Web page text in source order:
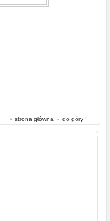
« strona główna - do góry ^